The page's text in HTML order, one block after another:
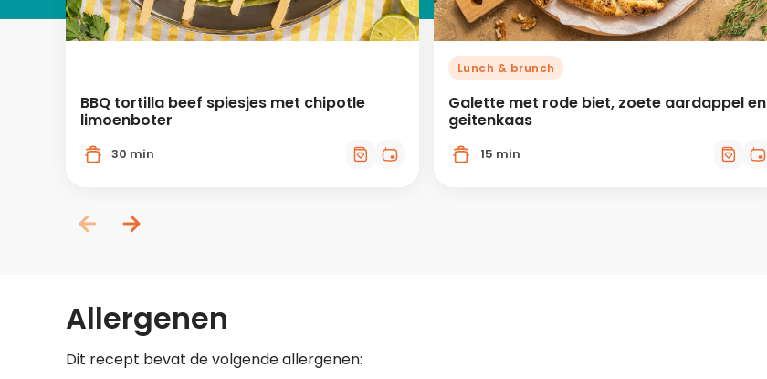
BBQ tortilla beef spiesjes met chipotle
limoenboter
30 min
Lunch & brunch
Galette met rode biet, zoete aardappel en
geitenkaas
15 min
Allergenen
Dit recept bevat de volgende allergenen: